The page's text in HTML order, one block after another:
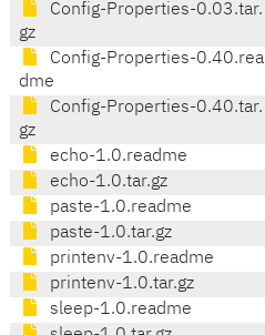
Config-Properties-0.03.tar.
gz
Config-Properties-0.40.rea
dme
Config-Properties-0.40.tar.
gz
echo-1.0.readme
echo-1.0.tar.gz
paste-1.0.readme
paste-1.0.tar.gz
printenv-1.0.readme
printenv-1.0.tar.gz
sleep-1.0.readme